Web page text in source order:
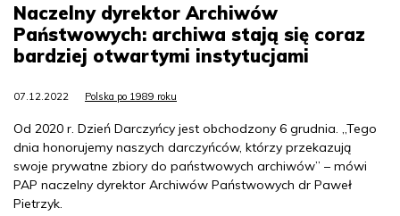
Naczelny dyrektor Archiwów
Państwowych: archiwa stają się coraz
bardziej otwartymi instytucjami
07.12.2022 Polska po 1989 roku
Od 2020 r. Dzień Darczyńcy jest obchodzony 6 grudnia. „Tego
dnia honorujemy naszych darczyńców, którzy przekazują
swoje prywatne zbiory do państwowych archiwów” – mówi
PAP naczelny dyrektor Archiwów Państwowych dr Paweł
Pietrzyk.